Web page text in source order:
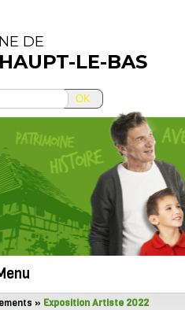
DE
LE-BAS
OK
» Exposition Artiste 2022